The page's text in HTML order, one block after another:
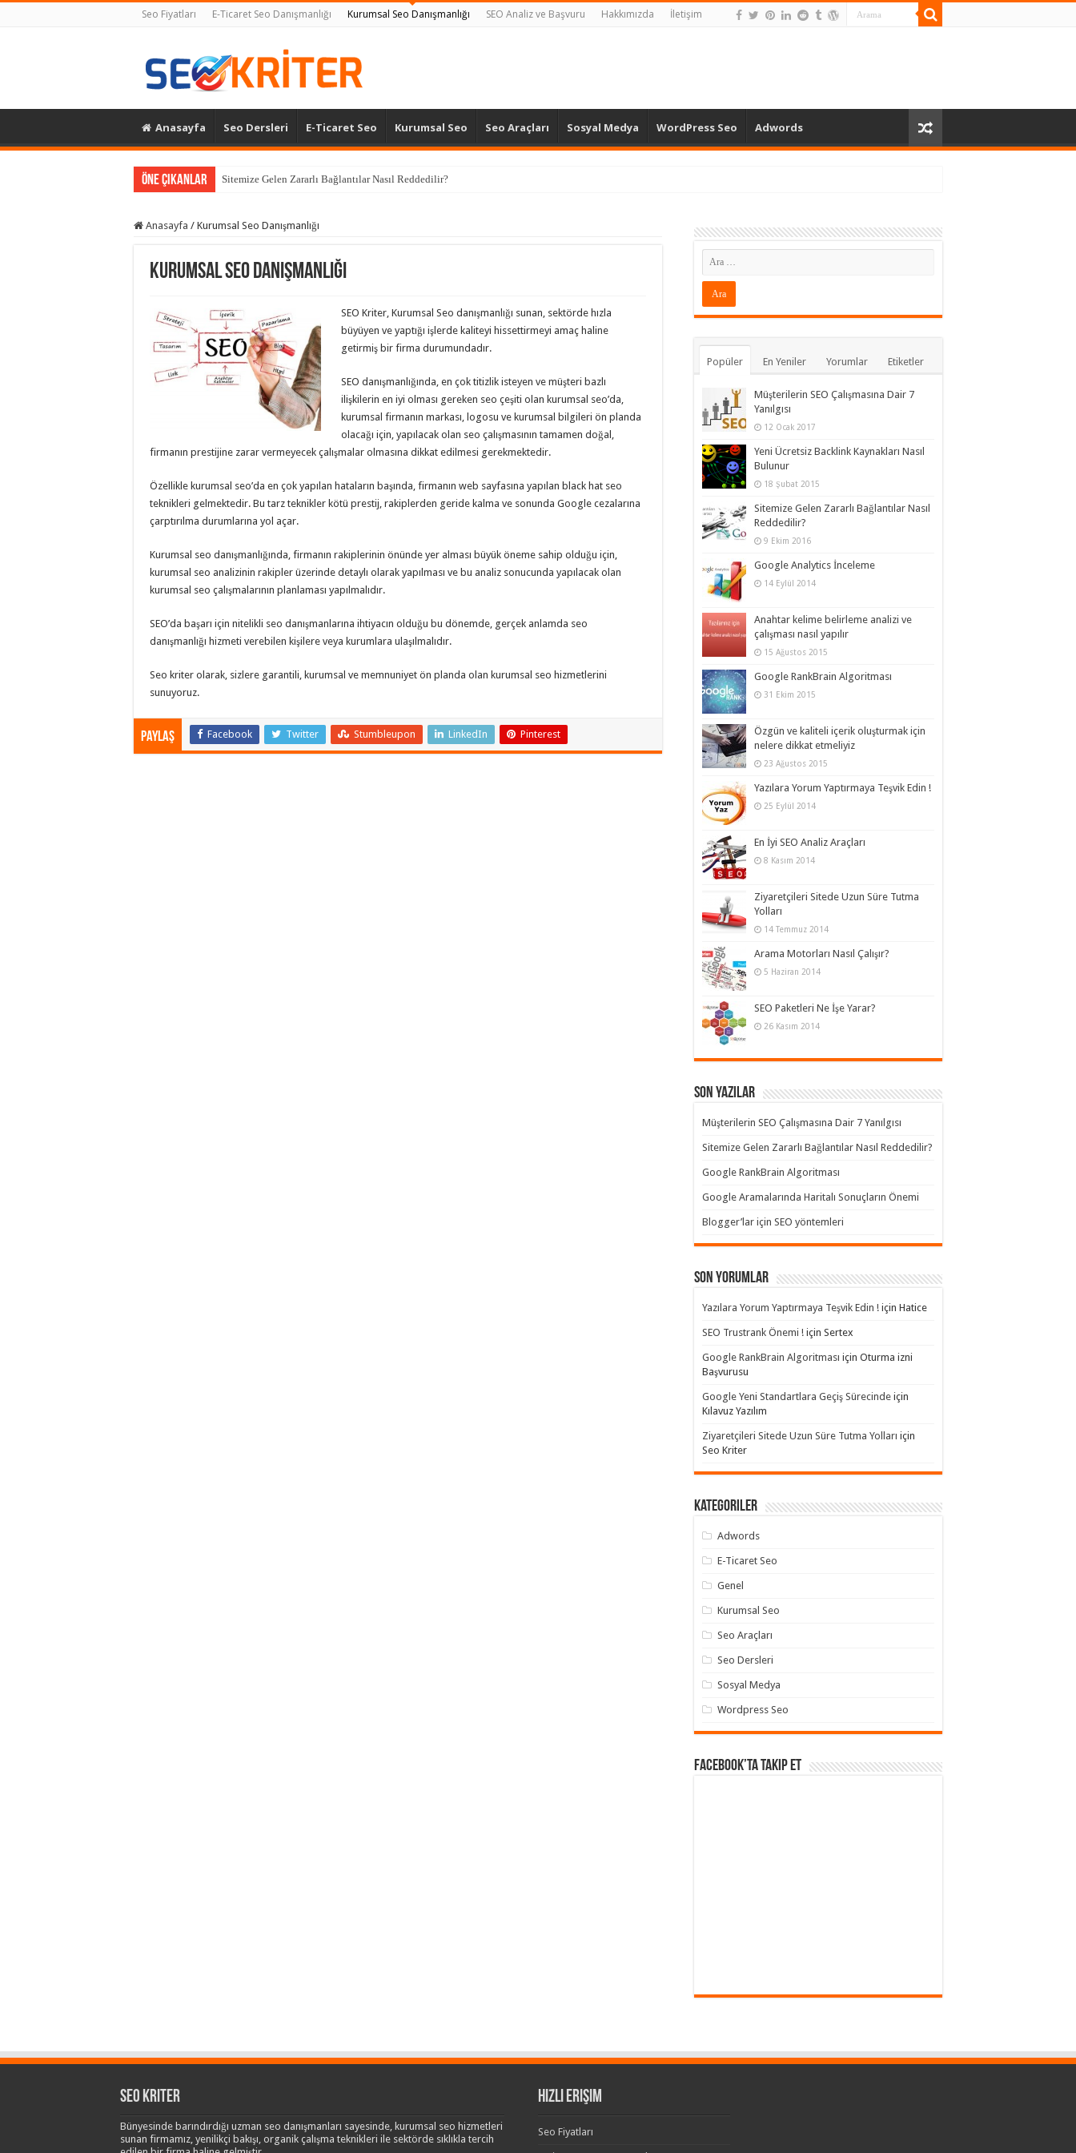
Seo Fiyatları E-Ticaret Seo Danışmanlığı Kurumsal Seo Danışmanlığı SEO Analiz ve Başvuru Hakkımızda İletişim
Anasayfa Seo Dersleri E-Ticaret Seo Kurumsal Seo Seo Araçları Sosyal Medya WordPress Seo Adwords
Öne Çıkanlar Sitemize Gelen Zararlı Bağlantılar Nasıl Reddedilir?
Anasayfa / Kurumsal Seo Danışmanlığı
Kurumsal Seo Danışmanlığı
SEO Kriter, Kurumsal Seo danışmanlığı sunan, sektörde hızla
büyüyen ve yaptığı işlerde kaliteyi hissettirmeyi amaç haline
getirmiş bir firma durumundadır.
SEO danışmanlığında, en çok titizlik isteyen ve müşteri bazlı
ilişkilerin en iyi olması gereken seo çeşiti olan kurumsal seo’da,
kurumsal firmanın markası, logosu ve kurumsal bilgileri ön planda
olacağı için, yapılacak olan seo çalışmasının tamamen doğal,
firmanın prestijine zarar vermeyecek çalışmalar olmasına dikkat edilmesi gerekmektedir.
Özellikle kurumsal seo’da en çok yapılan hataların başında, firmanın web sayfasına yapılan black hat seo
teknikleri gelmektedir. Bu tarz teknikler kötü prestij, rakiplerden geride kalma ve sonunda Google cezalarına
çarptırılma durumlarına yol açar.
Kurumsal seo danışmanlığında, firmanın rakiplerinin önünde yer alması büyük öneme sahip olduğu için,
kurumsal seo analizinin rakipler üzerinde detaylı olarak yapılması ve bu analiz sonucunda yapılacak olan
kurumsal seo çalışmalarının planlaması yapılmalıdır.
SEO’da başarı için nitelikli seo danışmanlarına ihtiyacın olduğu bu dönemde, gerçek anlamda seo
danışmanlığı hizmeti verebilen kişilere veya kurumlara ulaşılmalıdır.
Seo kriter olarak, sizlere garantili, kurumsal ve memnuniyet ön planda olan kurumsal seo hizmetlerini
sunuyoruz.
Paylaş Facebook Twitter Stumbleupon LinkedIn Pinterest
Popüler En Yeniler Yorumlar Etiketler
Müşterilerin SEO Çalışmasına Dair 7
Yanılgısı
12 Ocak 2017
Yeni Ücretsiz Backlink Kaynakları Nasıl
Bulunur
18 Şubat 2015
Sitemize Gelen Zararlı Bağlantılar Nasıl
Reddedilir?
9 Ekim 2016
Google Analytics İnceleme
14 Eylül 2014
Anahtar kelime belirleme analizi ve
çalışması nasıl yapılır
15 Ağustos 2015
Google RankBrain Algoritması
31 Ekim 2015
Özgün ve kaliteli içerik oluşturmak için
nelere dikkat etmeliyiz
23 Ağustos 2015
Yazılara Yorum Yaptırmaya Teşvik Edin !
25 Eylül 2014
En İyi SEO Analiz Araçları
8 Kasım 2014
Ziyaretçileri Sitede Uzun Süre Tutma
Yolları
14 Temmuz 2014
Arama Motorları Nasıl Çalışır?
5 Haziran 2014
SEO Paketleri Ne İşe Yarar?
26 Kasım 2014
Son Yazılar
Müşterilerin SEO Çalışmasına Dair 7 Yanılgısı
Sitemize Gelen Zararlı Bağlantılar Nasıl Reddedilir?
Google RankBrain Algoritması
Google Aramalarında Haritalı Sonuçların Önemi
Blogger’lar için SEO yöntemleri
Son yorumlar
Yazılara Yorum Yaptırmaya Teşvik Edin ! için Hatice
SEO Trustrank Önemi ! için Sertex
Google RankBrain Algoritması için Oturma izni
Başvurusu
Google Yeni Standartlara Geçiş Sürecinde için
Kılavuz Yazılım
Ziyaretçileri Sitede Uzun Süre Tutma Yolları için
Seo Kriter
Kategoriler
Adwords
E-Ticaret Seo
Genel
Kurumsal Seo
Seo Araçları
Seo Dersleri
Sosyal Medya
Wordpress Seo
Facebook’ta takip et
Seo Kriter
Bünyesinde barındırdığı uzman seo danışmanları sayesinde, kurumsal seo hizmetleri
sunan firmamız, yenilikçi bakışı, organik çalışma teknikleri ile sektörde sıklıkla tercih
Hızlı Erişim
Seo Fiyatları